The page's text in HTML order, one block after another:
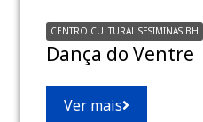
CENTRO CULTURAL SESIMINAS BH
Dança do Ventre
Ver mais